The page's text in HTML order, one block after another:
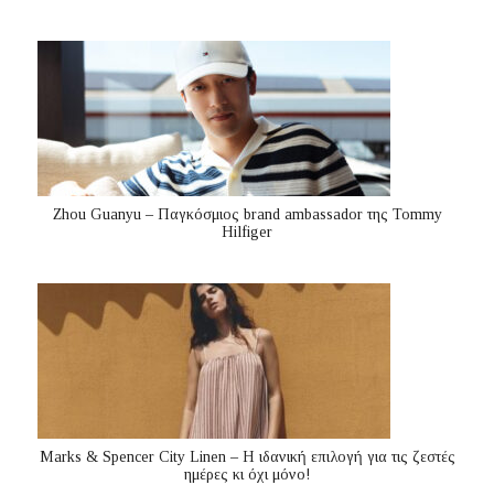
Zhou Guanyu – Παγκόσμιος brand ambassador της Tommy
Hilfiger
Marks & Spencer City Linen – Η ιδανική επιλογή για τις ζεστές
ημέρες κι όχι μόνο!